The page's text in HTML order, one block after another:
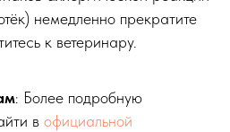
немедленно прекратите
к ветеринару.
: Более подробную
в официальной